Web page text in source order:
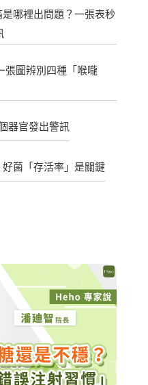
哪裡出問題？一張表秒
張圖辨別四種「喉嚨
器官發出警訊
菌「存活率」是關鍵